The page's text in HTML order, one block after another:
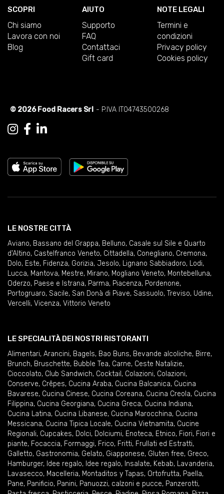
SCOPRI
Chi siamo
Lavora con noi
Blog
AIUTO
Supporto
FAQ
Contattaci
Gift card
NOTE LEGALI
Termini e
condizioni
Privacy policy
Cookies policy
© 2026 Food Racers Srl - P.IVA IT04743500268
LE NOSTRE CITTÀ
Aviano, Bassano del Grappa, Belluno, Casale sul Sile e Quarto
d'Altino, Castelfranco Veneto, Cittadella, Conegliano, Cremona,
Dolo, Este, Fidenza, Gorizia, Jesolo, Lignano Sabbiadoro, Lodi,
Lucca, Mantova, Mestre, Mirano, Mogliano Veneto, Montebelluna,
Oderzo, Paese e Istrana, Parma, Piacenza, Pordenone,
Portogruaro, Sacile, San Donà di Piave, Sassuolo, Treviso, Udine,
Vercelli, Vicenza, Vittorio Veneto
LE SPECIALITÀ DEI NOSTRI RISTORANTI
Alimentari, Arancini, Bagels, Bao Buns, Bevande alcoliche, Birre,
Brunch, Bruschette, Bubble Tea, Carne, Ceste Natalizie,
Cioccolato, Club Sandwich, Cocktail , Colazioni, Colazioni,
Conserve, Crêpes, Cucina Araba, Cucina Balcanica, Cucina
Bavarese, Cucina Cinese, Cucina Coreana, Cucina Creola, Cucina
Filippina, Cucina Georgiana, Cucina Greca, Cucina Indiana,
Cucina Latina, Cucina Libanese, Cucina Marocchina, Cucina
Messicana, Cucina Tipica Locale, Cucina Vietnamita, Cucine
Regionali, Cupcakes, Dolci, Dolciumi, Enoteca, Etnico, Fiori, Fiori e
piante, Focaccia, Formaggi, Frico, Fritti, Frullati ed Estratti,
Galletto, Gastronomia, Gelato, Giapponese, Gluten free, Greco,
Hamburger, Idee regalo, Idee regalo, Insalate, Kebab, Lavanderia,
Lavasecco, Macelleria, Montaditos y Tapas, Ortofrutta, Paella,
Pane, Panificio, Panini, Panuozzi, calzoni e pucce, Panzerotti,